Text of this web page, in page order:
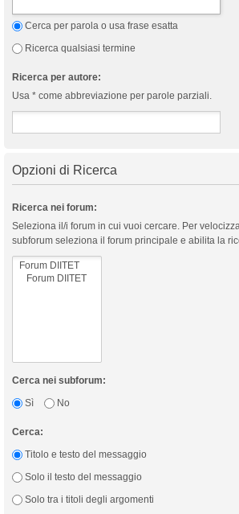
Cerca per parola o usa frase esatta
Ricerca qualsiasi termine
Ricerca per autore:
Usa * come abbreviazione per parole parziali.
Opzioni di Ricerca
Ricerca nei forum:
Seleziona il/i forum in cui vuoi cercare. Per
subforum seleziona il forum principale e abilita la
Cerca nei subforum:
Sì
No
Cerca:
Titolo e testo del messaggio
Solo il testo del messaggio
Solo tra i titoli degli argomenti